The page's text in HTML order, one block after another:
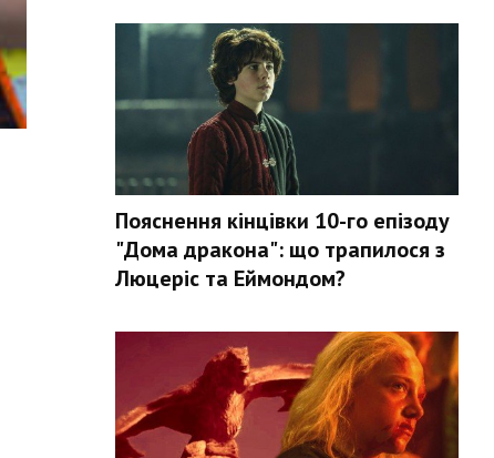
Пояснення кінцівки 10-го епізоду
"Дома дракона": що трапилося з
Люцеріс та Еймондом?